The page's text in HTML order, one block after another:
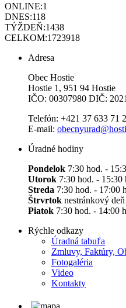
ONLINE:1
DNES:118
TÝŽDEŇ:1438
CELKOM:1723918
Adresa
Obec Hostie
Hostie 1, 951 94 Hostie
IČO: 00307980 DIČ:
Telefón: +421 37 633 71
E-mail:
Úradné hodiny
Pondelok 7:30 hod. -
Utorok 7:30 hod. - 15:30
Streda 7:30 hod. - 17:00
Štrvrtok nestránkový deň
Piatok 7:30 hod. - 14:00
Rýchle odkazy
Úradná tabuľa
Zmluvy, Faktúry,
Fotogaléria
Video
Kontakty